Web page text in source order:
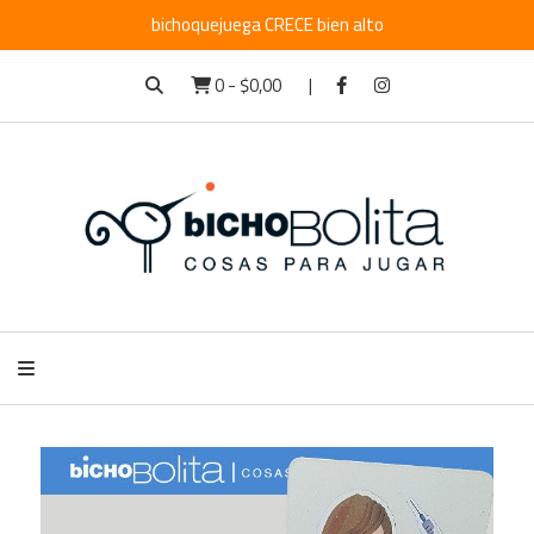
bichoquejuega CRECE bien alto
0-$0,00